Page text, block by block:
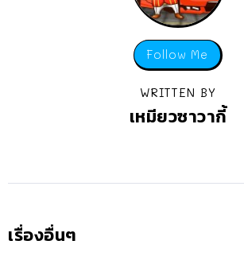
Follow Me
WRITTEN BY
เหมียวซาวากี้
เรื่องอื่นๆ